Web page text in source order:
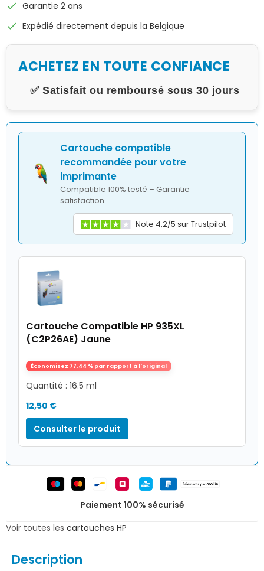
check Garantie 2 ans
check Expédié directement depuis la Belgique
ACHETEZ EN TOUTE CONFIANCE
✅ Satisfait ou remboursé sous 30 jours
Cartouche compatible
recommandée pour votre
imprimante
Compatible 100% testé – Garantie
satisfaction
Note 4,2/5 sur Trustpilot
Cartouche Compatible HP 935XL
(C2P26AE) Jaune
Économisez 77,44 % par rapport à l'original
Quantité : 16.5 ml
12,50 €
Consulter le produit
Paiement 100% sécurisé
Voir toutes les cartouches HP
Description